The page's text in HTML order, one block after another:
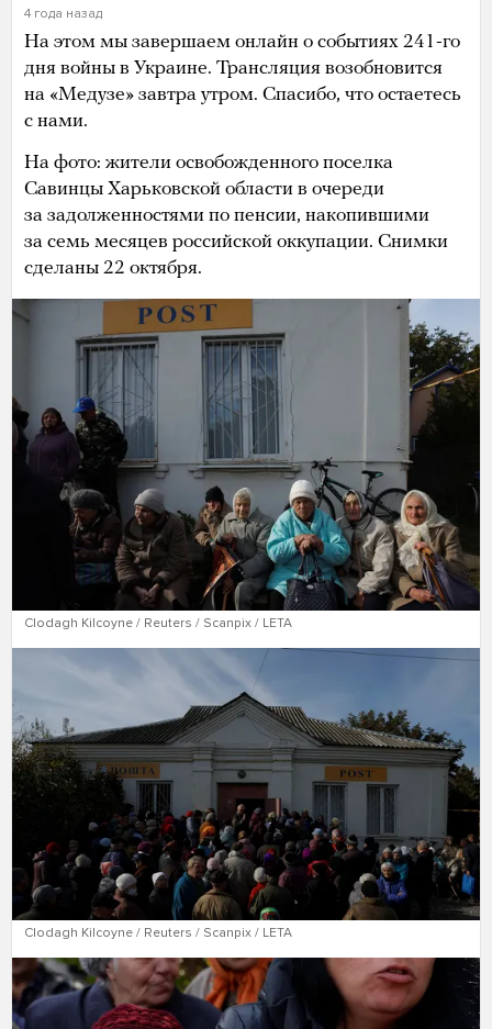
4 года назад
На этом мы завершаем онлайн о событиях 241-го
дня войны в Украине. Трансляция возобновится
на «Медузе» завтра утром. Спасибо, что остаетесь
с нами.
На фото: жители освобожденного поселка
Савинцы Харьковской области в очереди
за задолженностями по пенсии, накопившими
за семь месяцев российской оккупации. Снимки
сделаны 22 октября.
Clodagh Kilcoyne / Reuters / Scanpix / LETA
Clodagh Kilcoyne / Reuters / Scanpix / LETA